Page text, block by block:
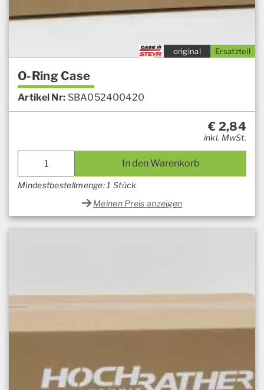
Ersatzteil
original
O-Ring Case
Artikel Nr: SBA052400420
€ 2,84
inkl. MwSt.
In den Warenkorb
Mindestbestellmenge: 1 Stück
Meinen Preis anzeigen